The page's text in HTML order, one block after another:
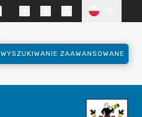
WYSZUKIWANIE ZAAWANSOWANE